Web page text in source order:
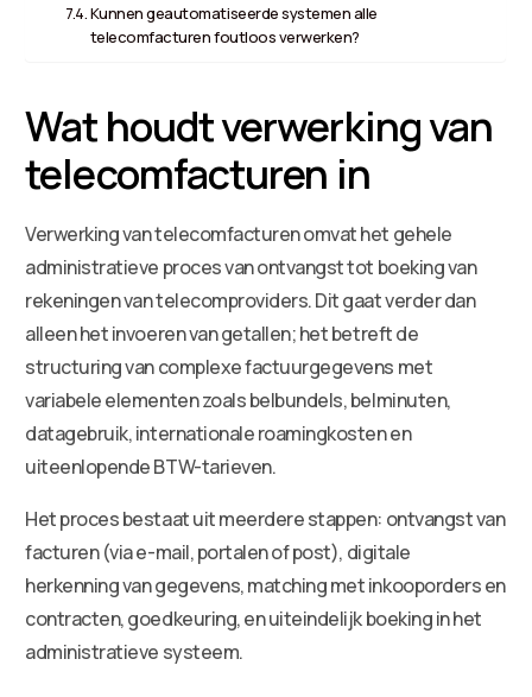
Kunnen geautomatiseerde systemen alle
telecomfacturen foutloos verwerken?
Wat houdt verwerking van
telecomfacturen in
Verwerking van telecomfacturen omvat het gehele
administratieve proces van ontvangst tot boeking van
rekeningen van telecomproviders. Dit gaat verder dan
alleen het invoeren van getallen; het betreft de
structuring van complexe factuurgegevens met
variabele elementen zoals belbundels, belminuten,
datagebruik, internationale roamingkosten en
uiteenlopende BTW-tarieven.
Het proces bestaat uit meerdere stappen: ontvangst van
facturen (via e-mail, portalen of post), digitale
herkenning van gegevens, matching met inkooporders en
contracten, goedkeuring, en uiteindelijk boeking in het
administratieve systeem.